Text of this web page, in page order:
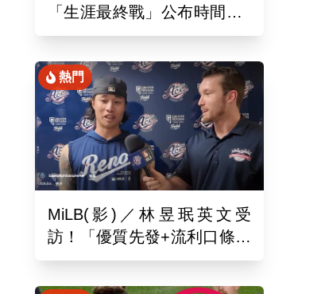
「生涯最終戰」公布時間！9
月26於新潟主場舉辦引退儀
熱門
MiLB(影)／林昱珉英文受
訪！「優質先發+流利口條」
被讚爆 網：有Ray的感覺